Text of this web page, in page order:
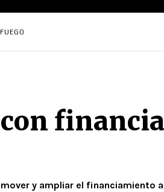
con
y ampliar el financiamiento a